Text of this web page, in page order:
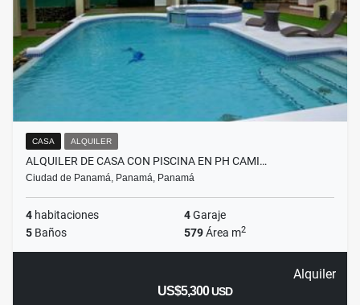
CASA ALQUILER
ALQUILER DE CASA CON PISCINA EN PH CAMI…
Ciudad de Panamá, Panamá, Panamá
4 habitaciones 4Garaje
5 Baños 579Área m2
Alquiler
US$5,300USD